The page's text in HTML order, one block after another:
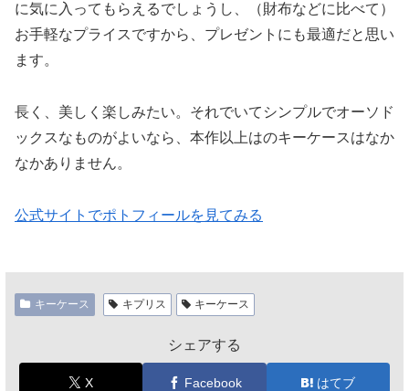
に気に入ってもらえるでしょうし、（財布などに比べて）
お手軽なプライスですから、プレゼントにも最適だと思い
ます。
長く、美しく楽しみたい。それでいてシンプルでオーソド
ックスなものがよいなら、本作以上はのキーケースはなか
なかありません。
公式サイトでポトフィールを見てみる
キーケース キプリス キーケース
シェアする
X Facebook はてブ